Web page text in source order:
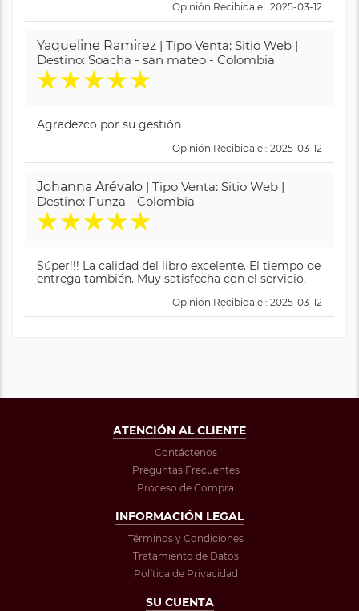
Opinión Recibida el: 2025-03-12
Yaqueline Ramirez | Tipo Venta: Sitio Web |
Destino: Soacha - san mateo - Colombia
★★★★★
Agradezco por su gestión
Opinión Recibida el: 2025-03-12
Johanna Arévalo | Tipo Venta: Sitio Web |
Destino: Funza - Colombia
★★★★★
Súper!!! La calidad del libro excelente. El tiempo de
entrega también. Muy satisfecha con el servicio.
Opinión Recibida el: 2025-03-12
ATENCIÓN AL CLIENTE
Contáctenos
Preguntas Frecuentes
Proceso de Compra
INFORMACIÓN LEGAL
Términos y Condiciones
Tratamiento de Datos
Política de Privacidad
SU CUENTA